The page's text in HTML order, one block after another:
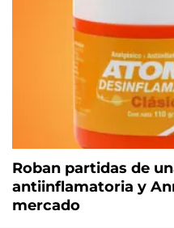
Roban partidas de
antiinflamatoria y
mercado